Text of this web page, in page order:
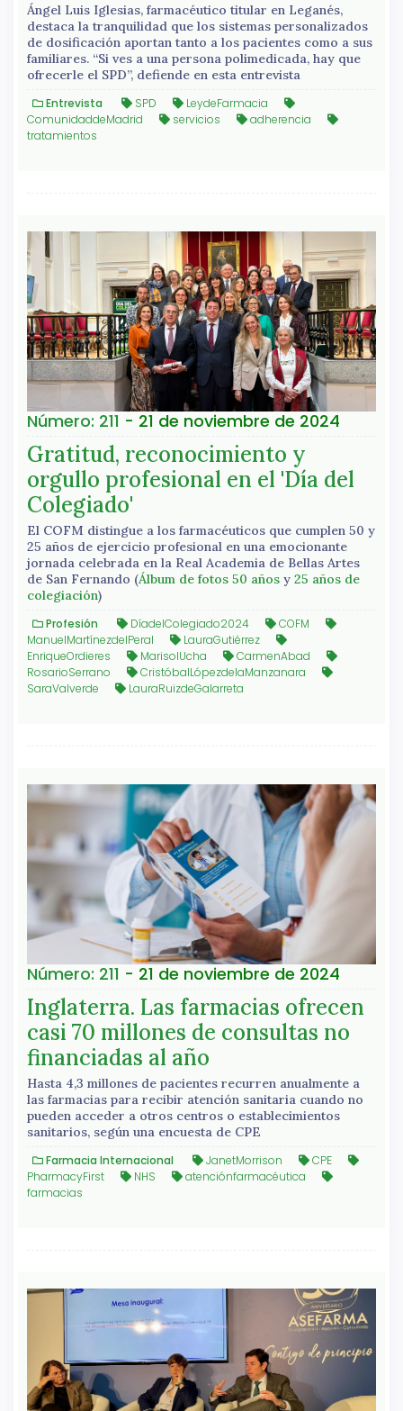
Ángel Luis Iglesias, farmacéutico titular en Leganés,
destaca la tranquilidad que los sistemas personalizados
de dosificación aportan tanto a los pacientes como a sus
familiares. “Si ves a una persona polimedicada, hay que
ofrecerle el SPD”, defiende en esta entrevista
Entrevista SPD
LeydeFarmacia
ComunidaddeMadrid
servicios
adherencia
tratamientos
Número: 211 - 21 de noviembre de 2024
Gratitud, reconocimiento y
orgullo profesional en el 'Día del
Colegiado'
El COFM distingue a los farmacéuticos que cumplen 50 y
25 años de ejercicio profesional en una emocionante
jornada celebrada en la Real Academia de Bellas Artes
de San Fernando (Álbum de fotos 50 años y 25 años de
colegiación)
Profesión DíadelColegiado2024
COFM
ManuelMartínezdelPeral
LauraGutiérrez
EnriqueOrdieres
MarisolUcha
CarmenAbad
RosarioSerrano
CristóbalLópezdelaManzanara
SaraValverde
LauraRuizdeGalarreta
Número: 211 - 21 de noviembre de 2024
Inglaterra. Las farmacias ofrecen
casi 70 millones de consultas no
financiadas al año
Hasta 4,3 millones de pacientes recurren anualmente a
las farmacias para recibir atención sanitaria cuando no
pueden acceder a otros centros o establecimientos
sanitarios, según una encuesta de CPE
Farmacia Internacional JanetMorrison
CPE
PharmacyFirst
NHS
atenciónfarmacéutica
farmacias